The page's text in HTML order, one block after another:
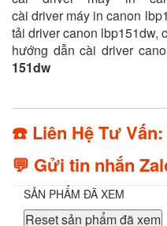
cài driver máy in canon
tải driver canon lbp151dw,
hướng dẫn cài driver
151dw
☎️ Liên Hệ Tư Vấn:
💬 Gửi tin nhắn
SẢN PHẨM ĐÃ XEM
Reset sản phẩm đã xem